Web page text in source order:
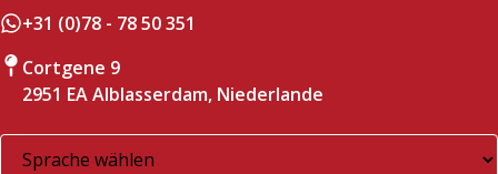
+31 (0)78 - 78 50 351
Cortgene 9
2951 EA Alblasserdam, Niederlande